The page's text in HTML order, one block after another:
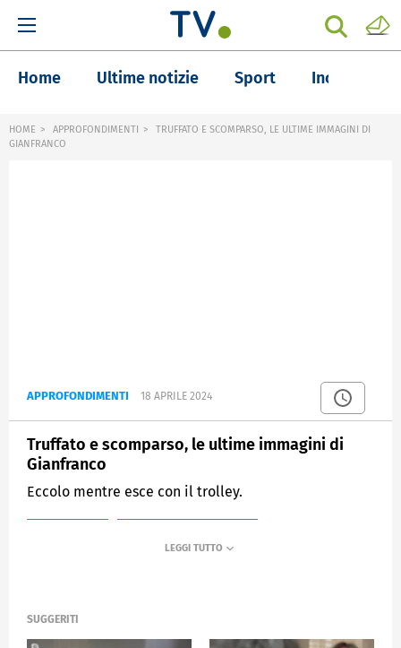
Home Ultime notizie Sport Inchieste
HOME APPROFONDIMENTI
TRUFFATO E SCOMPARSO, LE ULTIME IMMAGINI DI
GIANFRANCO
APPROFONDIMENTI 18 APRILE 2024
Truffato e scomparso, le ultime immagini di
Gianfranco
Eccolo mentre esce con il trolley.
SUGGERITI